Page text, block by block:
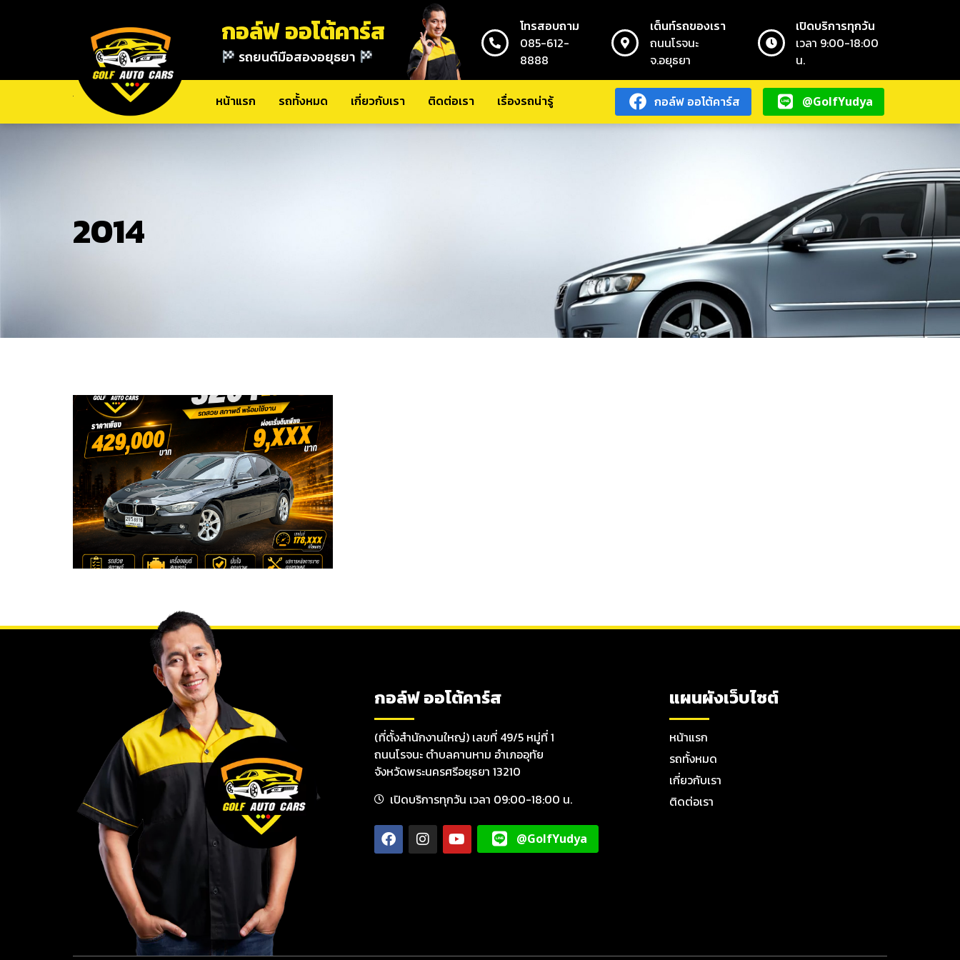
กอล์ฟ ออโต้คาร์ส
รถยนต์มือสองอยุธยา
โทรสอบถาม
085-612-
8888
เต็นท์รถของเรา
ถนนโรจนะ
จ.อยุธยา
เปิดบริการทุกวัน
เวลา 9:00-18:00
น.
หน้าแรก รถทั้งหมด เกี่ยวกับเรา ติดต่อเรา เรื่องรถน่ารู้ กอล์ฟ ออโต้คาร์ส @GolfYudya
หน้าแรก รถทั้งหมด เรื่องรถน่ารู้ กอล์ฟ ออโต้คาร์ส
2014
กอล์ฟ ออโต้คาร์ส
(ที่ตั้งสำนักงานใหญ่) เลขที่ 49/5 หมู่ที่ 1
ถนนโรจนะ ตำบลคานหาม อำเภออุทัย
จังหวัดพระนครศรีอยุธยา 13210
เปิดบริการทุกวัน เวลา 09:00-18:00 น.
@GolfYudya
แผนผังเว็บไซต์
หน้าแรก
รถทั้งหมด
เกี่ยวกับเรา
ติดต่อเรา